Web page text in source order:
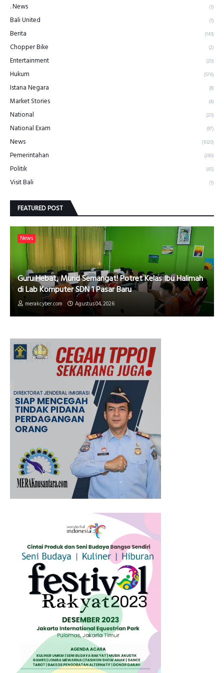
. News (1)
Bali United (1)
Berita (143)
Chopper Bike (2)
Entertainment (20)
Hukum (576)
Istana Negara (8)
Market Stories (4)
National (20)
National Exam (97)
News (1020)
Pemerintahan (280)
Politik (45)
Visit Bali (1)
FEATURED POST
News
Guru Hebat, Murid Semangat! Potret Kelas Ibu Halimah
di Lab Komputer SDN 1 Pasar Baru
merakcyber.com Agustus 04, 2026